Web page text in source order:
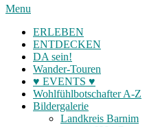
Menu
ERLEBEN
ENTDECKEN
DA sein!
Wander-Touren
♥ EVENTS ♥
Wohlfühlbotschafter A-Z
Bildergalerie
Landkreis Barnim